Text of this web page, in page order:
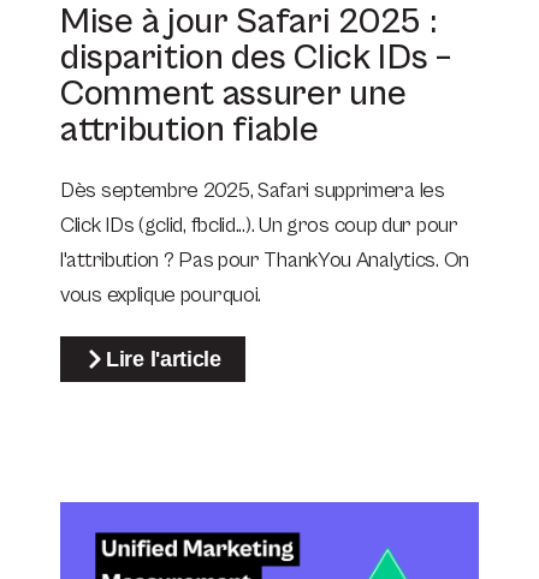
Mise à jour Safari 2025 :
disparition des Click IDs –
Comment assurer une
attribution fiable
Dès septembre 2025, Safari supprimera les
Click IDs (gclid, fbclid...). Un gros coup dur pour
l'attribution ? Pas pour ThankYou Analytics. On
vous explique pourquoi.
Lire l'article